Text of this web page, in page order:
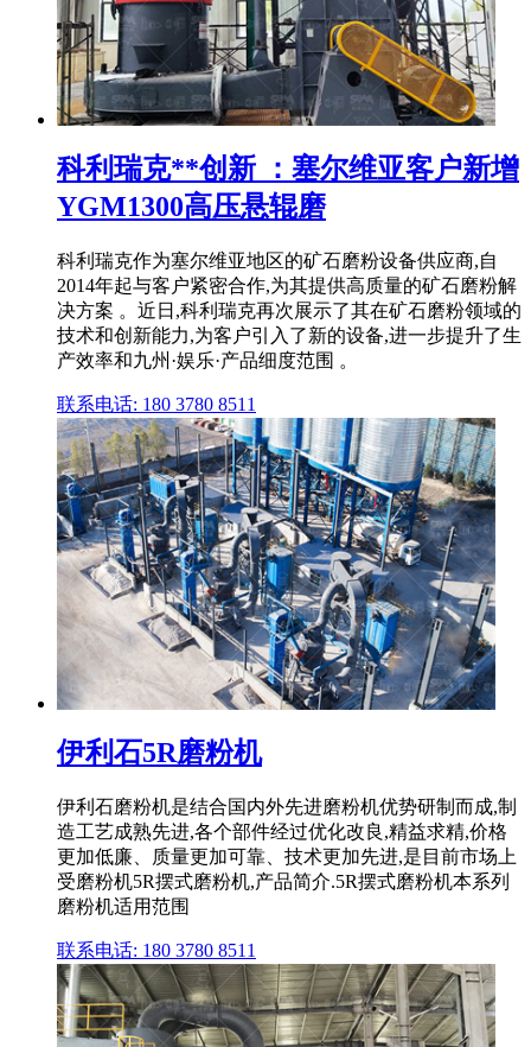
科利瑞克**创新 ：塞尔维亚客户新增
YGM1300高压悬辊磨
科利瑞克作为塞尔维亚地区的矿石磨粉设备供应商,自
2014年起与客户紧密合作,为其提供高质量的矿石磨粉解
决方案 。近日,科利瑞克再次展示了其在矿石磨粉领域的
技术和创新能力,为客户引入了新的设备,进一步提升了生
产效率和九州·娱乐·产品细度范围 。
联系电话: 180 3780 8511
伊利石5R磨粉机
伊利石磨粉机是结合国内外先进磨粉机优势研制而成,制
造工艺成熟先进,各个部件经过优化改良,精益求精,价格
更加低廉、质量更加可靠、技术更加先进,是目前市场上
受磨粉机5R摆式磨粉机,产品简介.5R摆式磨粉机本系列
磨粉机适用范围
联系电话: 180 3780 8511